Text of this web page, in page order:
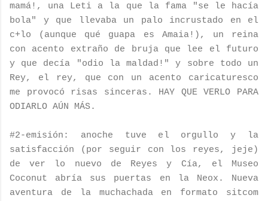
mamá!, una Leti a la que la fama "se le hacía
bola" y que llevaba un palo incrustado en el
c+lo (aunque qué guapa es Amaia!), un reina
con acento extraño de bruja que lee el futuro
y que decía "odio la maldad!" y sobre todo un
Rey, el rey, que con un acento caricaturesco
me provocó risas sinceras. HAY QUE VERLO PARA
ODIARLO AÚN MÁS.
#2-emisión: anoche tuve el orgullo y la
satisfacción (por seguir con los reyes, jeje )
de ver lo nuevo de Reyes y Cía, el Museo
Coconut abría sus puertas en la Neox . Nueva
aventura de la muchachada en formato sitcom